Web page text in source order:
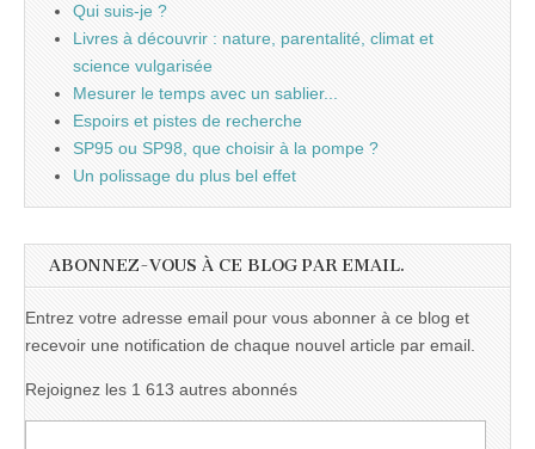
Qui suis-je ?
Livres à découvrir : nature, parentalité, climat et
science vulgarisée
Mesurer le temps avec un sablier...
Espoirs et pistes de recherche
SP95 ou SP98, que choisir à la pompe ?
Un polissage du plus bel effet
ABONNEZ-VOUS À CE BLOG PAR EMAIL.
Entrez votre adresse email pour vous abonner à ce blog et
recevoir une notification de chaque nouvel article par email.
Rejoignez les 1 613 autres abonnés